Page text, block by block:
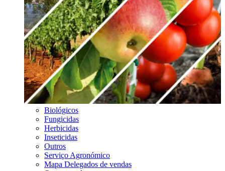
Biológicos
Fungicidas
Herbicidas
Inseticidas
Outros
Serviço Agronómico
Mapa Delegados de vendas